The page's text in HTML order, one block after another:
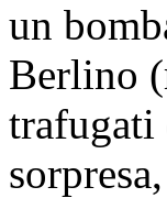
un
Berlino
trafugati